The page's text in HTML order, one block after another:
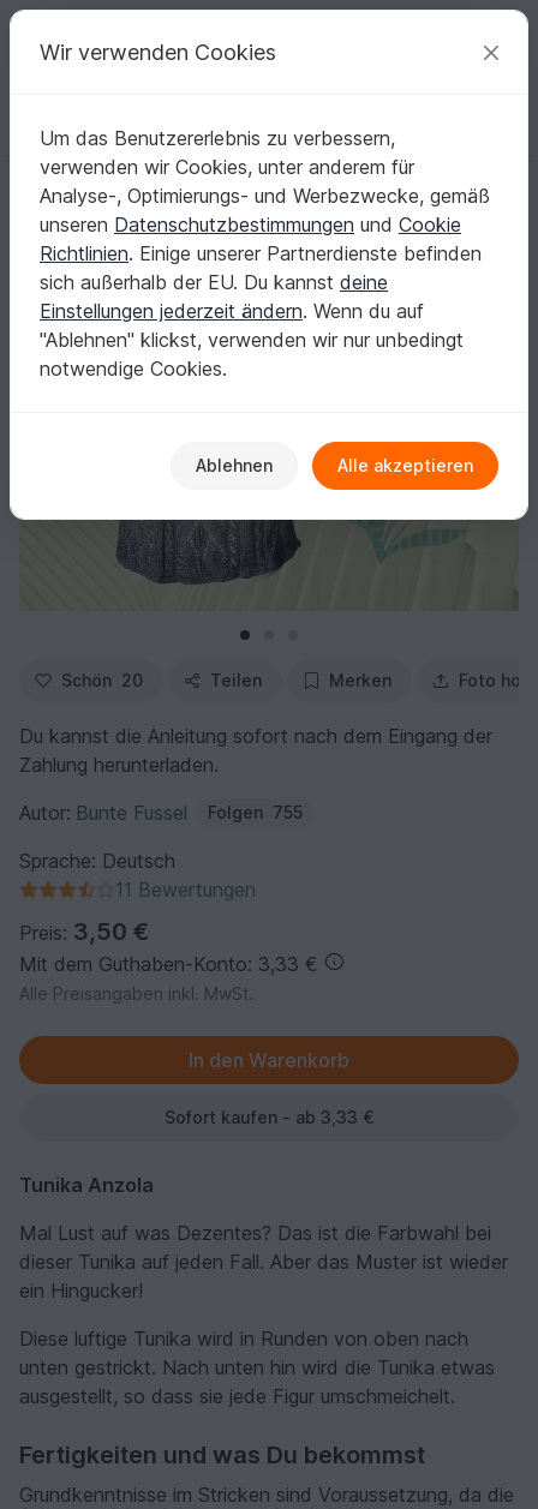
Deine kreativen Ideen
Deutsch | € (EUR) einloggen Kostenlos registrieren
Startseite Stricken Damen Shirts & Tuniken
Tunika Anzola - Strickanleitung
Tunika Anzola - Strickanleitung
Schön 20 Teilen Merken Foto
Du kannst die Anleitung sofort nach dem Eingang der
Zahlung herunterladen.
Autor: Bunte Fussel Folgen 755
Sprache: Deutsch
11 Bewertungen
Preis: 3,50 €
Mit dem Guthaben-Konto: 3,33 €
Alle Preisangaben inkl. MwSt.
Sofort kaufen - ab 3,33 €
Tunika Anzola
Mal Lust auf was Dezentes? Das ist die Farbwahl bei
dieser Tunika auf jeden Fall. Aber das Muster ist wieder
ein Hingucker!
Diese luftige Tunika wird in Runden von oben nach
unten gestrickt. Nach unten hin wird die Tunika etwas
ausgestellt, so dass sie jede Figur umschmeichelt.
Fertigkeiten und was Du bekommst
Grundkenntnisse im Stricken sind Voraussetzung, da die
Wir verwenden Cookies
Um das Benutzererlebnis zu verbessern,
verwenden wir Cookies, unter anderem für
Analyse-, Optimierungs- und Werbezwecke, gemäß
unseren Datenschutzbestimmungen und Cookie
Richtlinien. Einige unserer Partnerdienste befinden
sich außerhalb der EU. Du kannst deine
Einstellungen jederzeit ändern. Wenn du auf
"Ablehnen" klickst, verwenden wir nur unbedingt
notwendige Cookies.
Ablehnen Alle akzeptieren